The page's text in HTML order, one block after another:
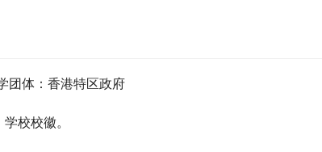
团体：香港特区政府
校校徽。